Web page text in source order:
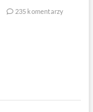
235 komentarzy